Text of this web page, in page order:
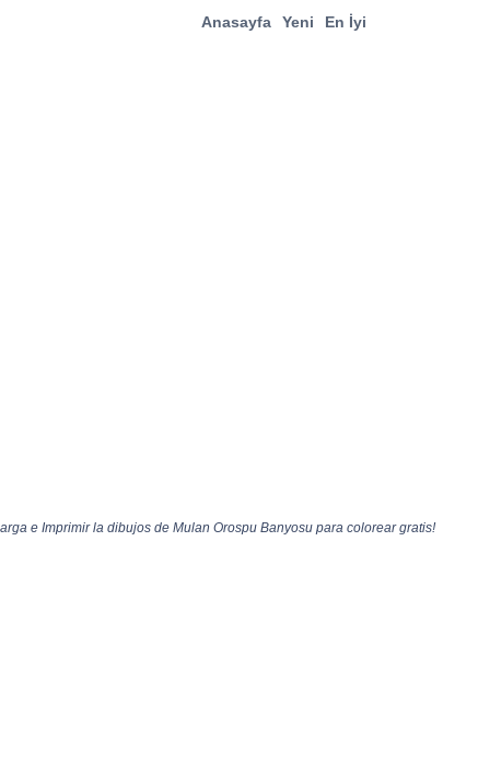
Anasayfa Yeni En İyi
e Imprimir la dibujos de Mulan Orospu Banyosu para colorear gratis!